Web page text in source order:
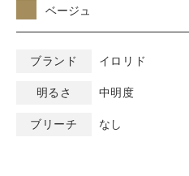
オレンジ
バイオレット/パープ
ベージュ
ブランド イロリド
明るさ 中明度
ブリーチ なし